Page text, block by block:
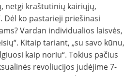
netgi kraštutinių kairiųjų,
Dėl ko pastarieji priešinasi
Vardan individualios laisvės,
Kitaip tariant, „su savo kūnu,
kaip noriu“. Tokius pačius
revoliucijos judėjime 7-